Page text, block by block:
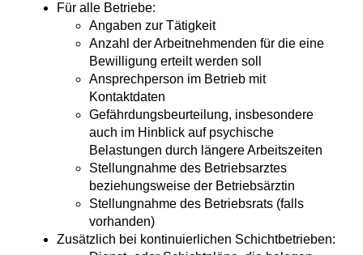
Für alle Betriebe:
Angaben zur Tätigkeit
Anzahl der Arbeitnehmenden für die eine
Bewilligung erteilt werden soll
Ansprechperson im Betrieb mit
Kontaktdaten
Gefährdungsbeurteilung, insbesondere
auch im Hinblick auf psychische
Belastungen durch längere Arbeitszeiten
Stellungnahme des Betriebsarztes
beziehungsweise der Betriebsärztin
Stellungnahme des Betriebsrats (falls
vorhanden)
Zusätzlich bei kontinuierlichen Schichtbetrieben: